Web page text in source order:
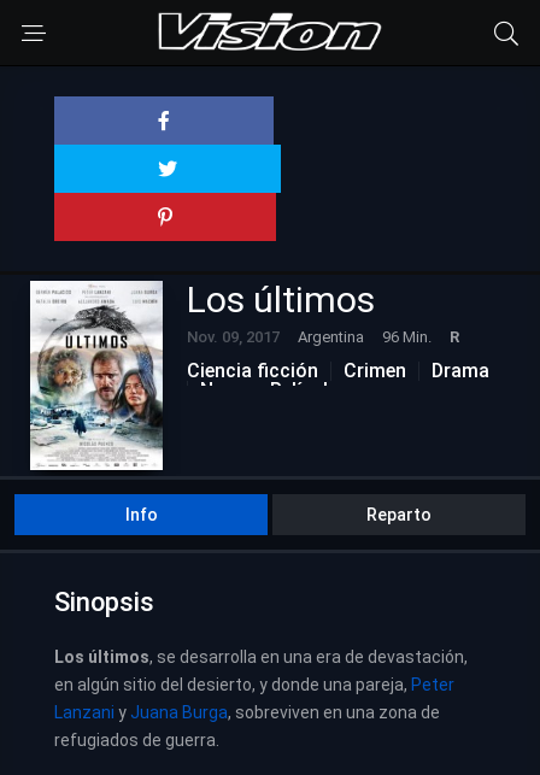
Los últimos
Nov. 09, 2017 Argentina 96 Min. R
Ciencia ficción Crimen
Drama
Nuevas Películas
Info Reparto
Sinopsis
Los últimos, se desarrolla en una era de devastación,
en algún sitio del desierto, y donde una pareja, Peter
Lanzani y Juana Burga, sobreviven en una zona de
refugiados de guerra.